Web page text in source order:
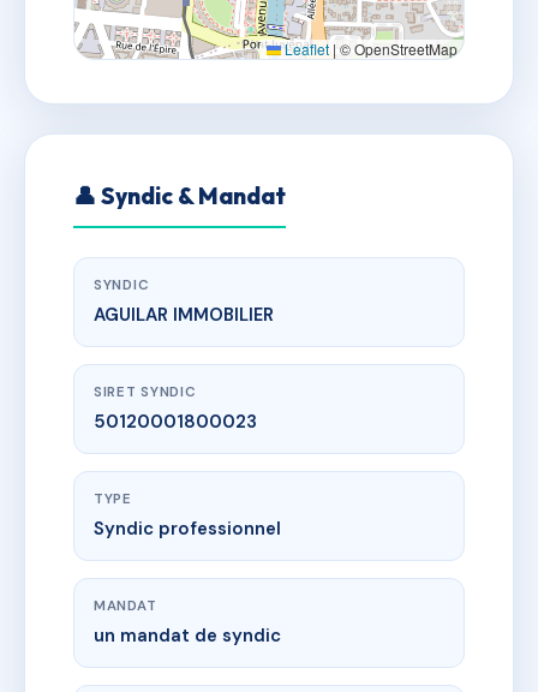
Leaflet | © OpenStreetMap
👤 Syndic & Mandat
SYNDIC
AGUILAR IMMOBILIER
SIRET SYNDIC
50120001800023
TYPE
Syndic professionnel
MANDAT
un mandat de syndic